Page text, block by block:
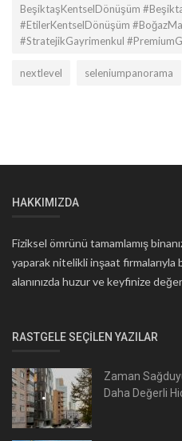
BeşiktaşKentselDönüşüm
#EtilerKentselDönüşüm
#StratejikGayrimenkul
nextlevel seleniumpanorama
HAKKIMIZDA
Fiziksel ömrünü tamamlamış
yaparak nitelikli inşaat
alanınızda huzur ve keyfinize
RASTGELE SEÇILEN YAZILAR
Zaman
Daha Değerli